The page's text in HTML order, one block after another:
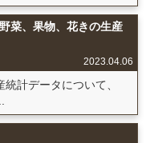
菜、果物、花きの生産
2023.04.06
計データについて、